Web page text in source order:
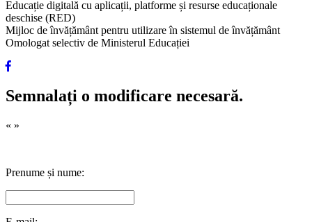
Educație digitală cu aplicații, platforme și resurse educaționale
deschise (RED)
Mijloc de învățământ pentru utilizare în sistemul de învățământ
Omologat selectiv de Ministerul Educației
Semnalați o modificare necesară.
« »
Prenume și nume: